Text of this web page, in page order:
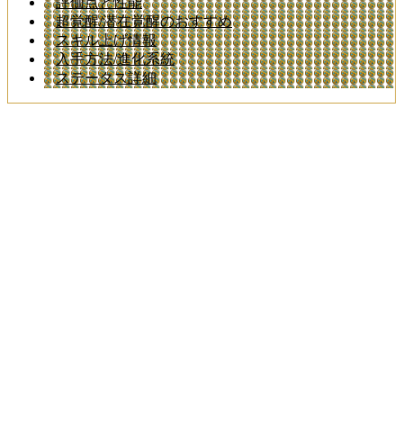
超覚醒/潜在覚醒のおすすめ
スキル上げ情報
入手方法/進化系統
ステータス詳細